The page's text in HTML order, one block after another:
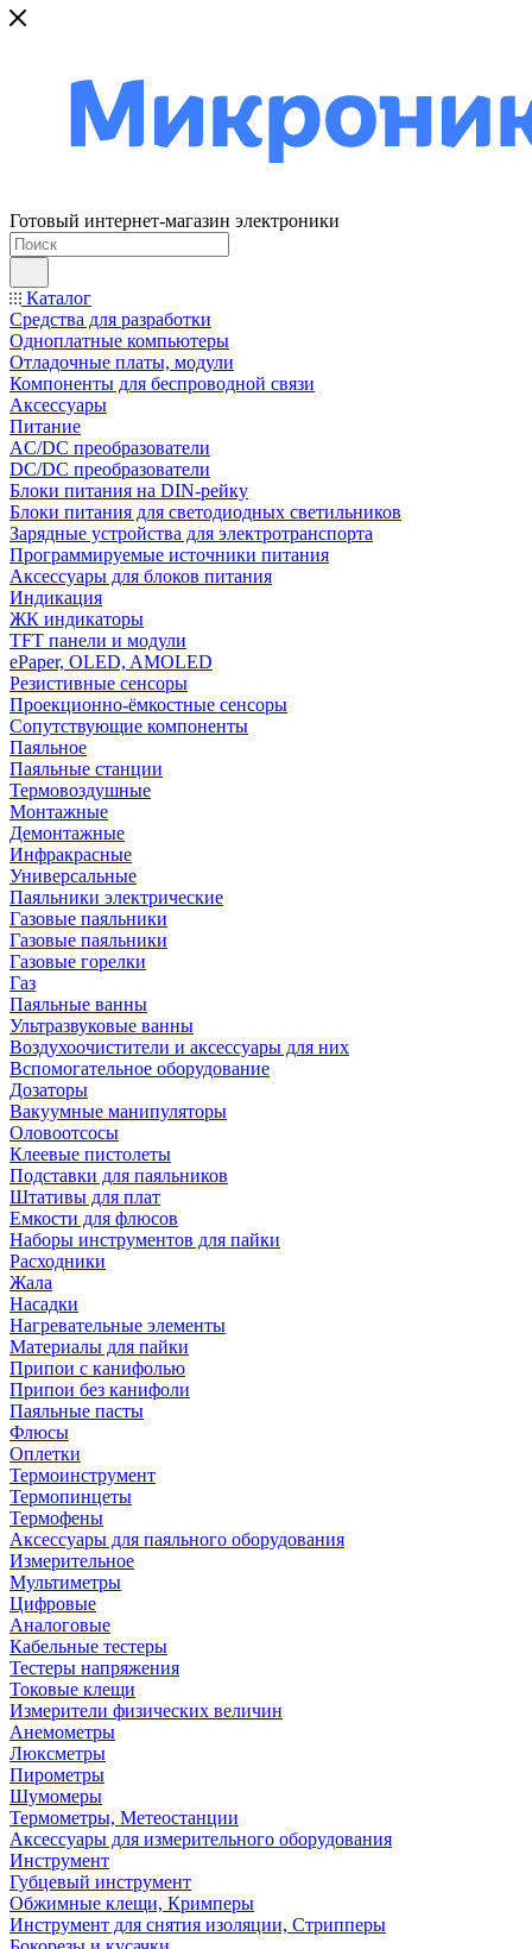
Готовый интернет-магазин электроники
Каталог
Средства для разработки
Одноплатные компьютеры
Отладочные платы, модули
Компоненты для беспроводной связи
Аксессуары
Питание
AC/DC преобразователи
DC/DC преобразователи
Блоки питания на DIN-рейку
Блоки питания для светодиодных светильников
Зарядные устройства для электротранспорта
Программируемые источники питания
Аксессуары для блоков питания
Индикация
ЖК индикаторы
TFT панели и модули
ePaper, OLED, AMOLED
Резистивные сенсоры
Проекционно-ёмкостные сенсоры
Сопутствующие компоненты
Паяльное
Паяльные станции
Термовоздушные
Монтажные
Демонтажные
Инфракрасные
Универсальные
Паяльники электрические
Газовые паяльники
Газовые паяльники
Газовые горелки
Газ
Паяльные ванны
Ультразвуковые ванны
Воздухоочистители и аксессуары для них
Вспомогательное оборудование
Дозаторы
Вакуумные манипуляторы
Оловоотсосы
Клеевые пистолеты
Подставки для паяльников
Штативы для плат
Емкости для флюсов
Наборы инструментов для пайки
Расходники
Жала
Насадки
Нагревательные элементы
Материалы для пайки
Припои с канифолью
Припои без канифоли
Паяльные пасты
Флюсы
Оплетки
Термоинструмент
Термопинцеты
Термофены
Аксессуары для паяльного оборудования
Измерительное
Мультиметры
Цифровые
Аналоговые
Кабельные тестеры
Тестеры напряжения
Токовые клещи
Измерители физических величин
Анемометры
Люксметры
Пирометры
Шумомеры
Термометры, Метеостанции
Аксессуары для измерительного оборудования
Инструмент
Губцевый инструмент
Обжимные клещи, Кримперы
Инструмент для снятия изоляции, Стрипперы